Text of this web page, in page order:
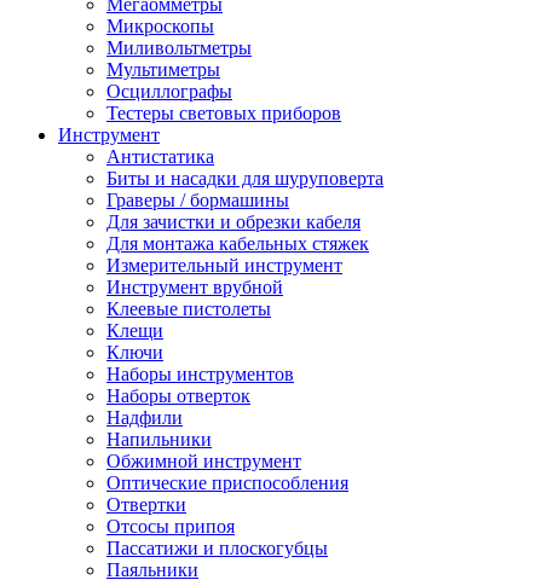
Мегаомметры
Микроскопы
Миливольтметры
Мультиметры
Осциллографы
Тестеры световых приборов
Инструмент
Антистатика
Биты и насадки для шуруповерта
Граверы / бормашины
Для зачистки и обрезки кабеля
Для монтажа кабельных стяжек
Измерительный инструмент
Инструмент врубной
Клеевые пистолеты
Клещи
Ключи
Наборы инструментов
Наборы отверток
Надфили
Напильники
Обжимной инструмент
Оптические приспособления
Отвертки
Отсосы припоя
Пассатижи и плоскогубцы
Паяльники